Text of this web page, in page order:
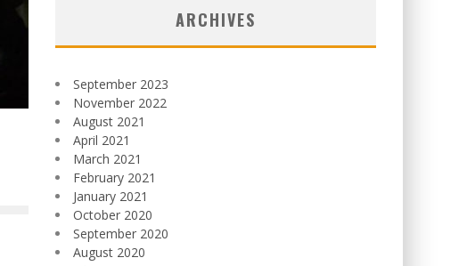
ARCHIVES
September 2023
November 2022
August 2021
April 2021
March 2021
February 2021
January 2021
October 2020
September 2020
August 2020